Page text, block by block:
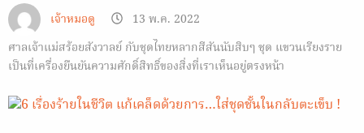
เจ้าหมอดู
13 พ.ค. 2022
ศาลเจ้าแม่สร้อยสังวาลย์ กับชุดไทยหลากสีสันนับสิบๆ ชุด แขวนเรียงราย
เป็นที่เครื่องยืนยันความศักดิ์สิทธิ์ของสิ่งที่เราเห็นอยู่ตรงหน้า